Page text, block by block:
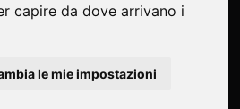
capire da dove arrivano i
le mie impostazioni